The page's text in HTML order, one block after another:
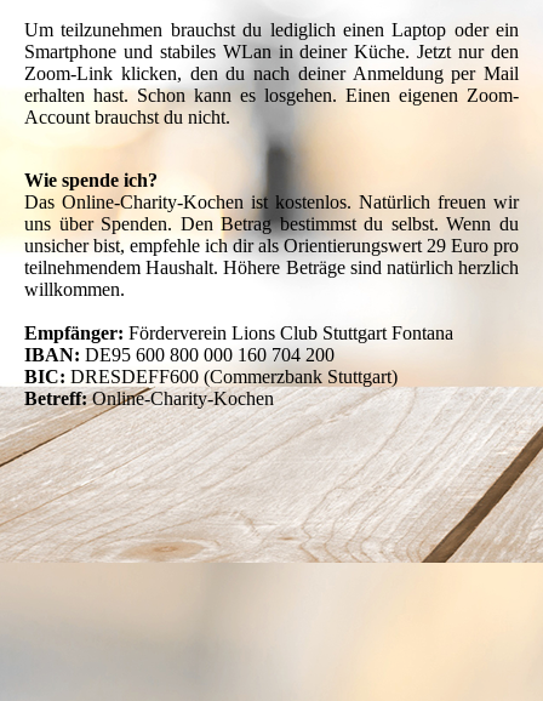
Um teilzunehmen brauchst du lediglich einen Laptop oder ein
Smartphone und stabiles WLan in deiner Küche. Jetzt nur den
Zoom-Link klicken, den du nach deiner Anmeldung per Mail
erhalten hast. Schon kann es losgehen. Einen eigenen Zoom-
Account brauchst du nicht.
Wie spende ich?
Das Online-Charity-Kochen ist kostenlos. Natürlich freuen wir
uns über Spenden. Den Betrag bestimmst du selbst. Wenn du
unsicher bist, empfehle ich dir als Orientierungswert 29 Euro pro
teilnehmendem Haushalt. Höhere Beträge sind natürlich herzlich
willkommen.
Empfänger: Förderverein Lions Club Stuttgart Fontana
IBAN: DE95 600 800 000 160 704 200
BIC: DRESDEFF600 (Commerzbank Stuttgart)
Betreff:Online-Charity-Kochen